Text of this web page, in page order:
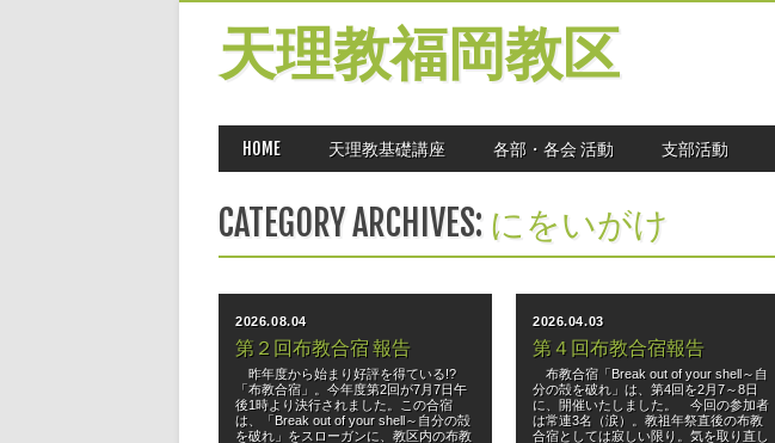
天理教福岡教区
MAIN MENU
HOME 天理教基礎講座 各部・各会 活動 支部活動
CATEGORY ARCHIVES: にをいがけ
2026.08.04
第２回布教合宿 報告
昨年度から始まり好評を得ている!?
「布教合宿」。今年度第2回が7月7日午
後1時より決行されました。この合宿
は、「Break out of your shell～自分の殻
を破れ」をスローガンに、教区内の布教
2026.04.03
第４回布教合宿報告
布教合宿「Break out of your shell～自
分の殻を破れ」は、第4回を2月7～8日
に、開催いたしました。 今回の参加者
は常連3名（涙）。教祖年祭直後の布教
合宿としては寂しい限り。気を取り直し